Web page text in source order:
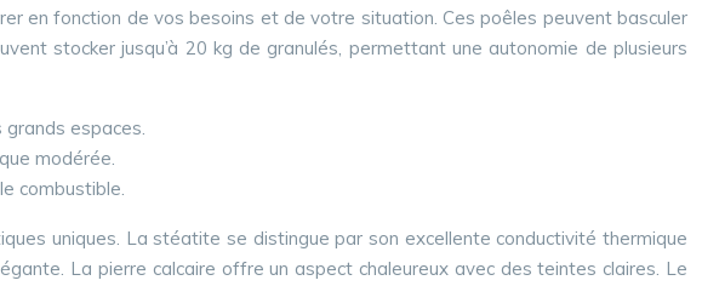
en fonction de vos besoins et de votre situation. Ces poêles peuvent basculer
stocker jusqu’à 20 kg de granulés, permettant une autonomie de plusieurs
espaces.
modérée.
combustible.
uniques. La stéatite se distingue par son excellente conductivité thermique
La pierre calcaire offre un aspect chaleureux avec des teintes claires. Le